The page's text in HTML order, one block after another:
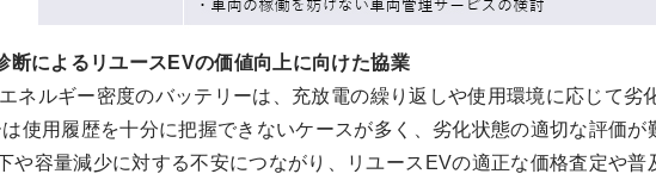
断によるリユースEVの価値向上に向けた協業
ネルギー密度のバッテリーは、充放電の繰り返しや使用環境に応じて劣
使用履歴を十分に把握できないケースが多く、劣化状態の適切な評価
や容量減少に対する不安につながり、リユースEVの適正な価格査定や普